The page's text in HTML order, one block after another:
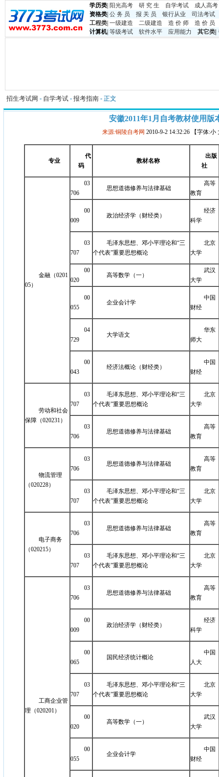
学历类 阳光高考 研 究 生 自学考试
成人高考
资格类 公 务 员 报 关 员 银行从业
司法考试
工程类 一级建造 二级建造 造 价 师
造 价 员
计算机| 等级考试 软件水平 应用能力 其它类
招生考试网 - 自学考试 - 报考指南 - 正文
安徽2011年1月自考教材使用版
来源:铜陵自考网 2010-9-2 14:32:26 【字体:小
专业
代
码
教材名称
出版
社
金融（0201
05）
03
706
思想道德修养与法律基础
高等
教育
00
009
政治经济学（财经类）
经济
科学
03
707
毛泽东思想、邓小平理论和“三
个代表”重要思想概论
北京
大学
00
020
高等数学（一）
武汉
大学
00
055
企业会计学
中国
财经
04
729
大学语文
华东
师大
00
043
经济法概论（财经类）
中国
财经
劳动和社会
保障（020231）
03
707
毛泽东思想、邓小平理论和“三
个代表”重要思想概论
北京
大学
03
706
思想道德修养与法律基础
高等
教育
物流管理
（020228）
03
706
思想道德修养与法律基础
高等
教育
03
707
毛泽东思想、邓小平理论和“三
个代表”重要思想概论
北京
大学
电子商务
（020215）
03
706
思想道德修养与法律基础
高等
教育
03
707
毛泽东思想、邓小平理论和“三
个代表”重要思想概论
北京
大学
工商企业管
理（020201）
03
706
思想道德修养与法律基础
高等
教育
00
009
政治经济学（财经类）
经济
科学
00
065
国民经济统计概论
中国
人大
03
707
毛泽东思想、邓小平理论和“三
个代表”重要思想概论
北京
大学
00
020
高等数学（一）
武汉
大学
00
055
企业会计学
中国
财经